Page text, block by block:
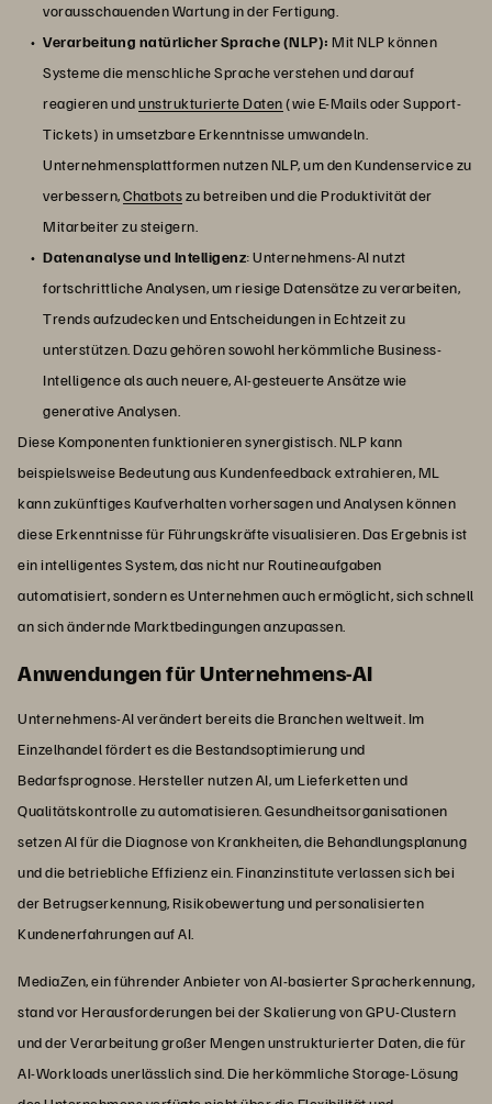
vorausschauenden Wartung in der Fertigung.
Verarbeitung natürlicher Sprache (NLP): Mit NLP können
Systeme die menschliche Sprache verstehen und darauf
reagieren undunstrukturierte Daten(wie E-Mails oder Support-
Tickets) in umsetzbare Erkenntnisse umwandeln.
Unternehmensplattformen nutzen NLP, um den Kundenservice zu
verbessern,Chatbotszu betreiben und die Produktivität der
Mitarbeiter zu steigern.
Datenanalyse und Intelligenz: Unternehmens-AI nutzt
fortschrittliche Analysen, um riesige Datensätze zu verarbeiten,
Trends aufzudecken und Entscheidungen in Echtzeit zu
unterstützen. Dazu gehören sowohl herkömmliche Business-
Intelligence als auch neuere, AI-gesteuerte Ansätze wie
generative Analysen.
Diese Komponenten funktionieren synergistisch. NLP kann
beispielsweise Bedeutung aus Kundenfeedback extrahieren, ML
kann zukünftiges Kaufverhalten vorhersagen und Analysen können
diese Erkenntnisse für Führungskräfte visualisieren. Das Ergebnis ist
ein intelligentes System, das nicht nur Routineaufgaben
automatisiert, sondern es Unternehmen auch ermöglicht, sich schnell
an sich ändernde Marktbedingungen anzupassen.
Anwendungen für Unternehmens-AI
Unternehmens-AI verändert bereits die Branchen weltweit. Im
Einzelhandel fördert es die Bestandsoptimierung und
Bedarfsprognose. Hersteller nutzen AI, um Lieferketten und
Qualitätskontrolle zu automatisieren. Gesundheitsorganisationen
setzen AI für die Diagnose von Krankheiten, die Behandlungsplanung
und die betriebliche Effizienz ein. Finanzinstitute verlassen sich bei
der Betrugserkennung, Risikobewertung und personalisierten
Kundenerfahrungen auf AI.
MediaZen, ein führender Anbieter von AI-basierter Spracherkennung,
stand vor Herausforderungen bei der Skalierung von GPU-Clustern
und der Verarbeitung großer Mengen unstrukturierter Daten, die für
AI-Workloads unerlässlich sind. Die herkömmliche Storage-Lösung